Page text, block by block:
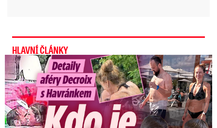
jen přes část Česka. „Bouřek nebude plošně
mnoho.Výraznější z nich by mohly přinést
zejména kroupy do dvou centimetrů, případně
i větší nánosy menších krup. Postup bouřek
bude poměrně rychlý k východu až
severovýchodu,“ sdělili meteorologové.
HLAVNÍ ČLÁNKY
Detaily aféry Decroix s Havránkem: Kdo je tady královna?